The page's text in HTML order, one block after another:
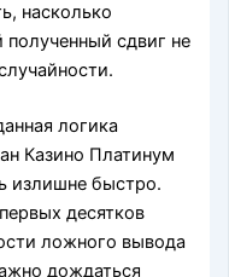
насколько
полученный сдвиг не
логика
Казино Платинум
излишне быстро.
десятков
ложного вывода
дождаться